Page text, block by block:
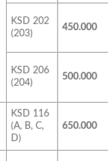
KSD 202
(203)
450.000
KSD 206
(204)
500.000
KSD 116
(A, B, C,
D)
650.000